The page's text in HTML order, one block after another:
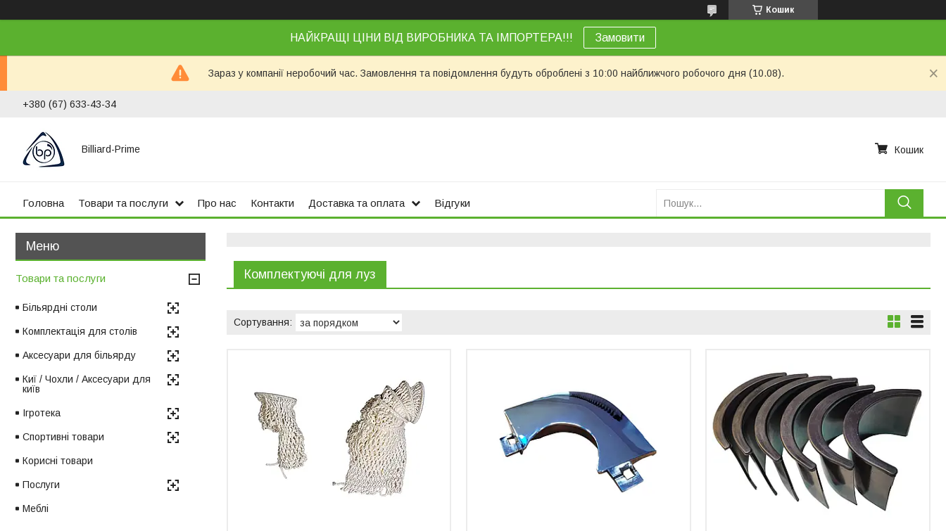
Кошик
НАЙКРАЩІ ЦІНИ ВІД ВИРОБНИКА ТА ІМПОРТЕРА!!! Замовити
Зараз у компанії неробочий час. Замовлення та повідомлення будуть оброблені з 10:00 найближчого робочого дня (10.08).
+380 (67) 633-43-34
Billiard-Prime Кошик
Головна Товари та послуги Про нас Контакти Доставка та оплата Відгуки
Комплектуючі для луз
Товари та послуги
Більярдні столи
Комплектація для столів
Аксесуари для більярду
Киї / Чохли / Аксесуари для
київ
Ігротека
Спортивні товари
Корисні товари
Послуги
Меблі